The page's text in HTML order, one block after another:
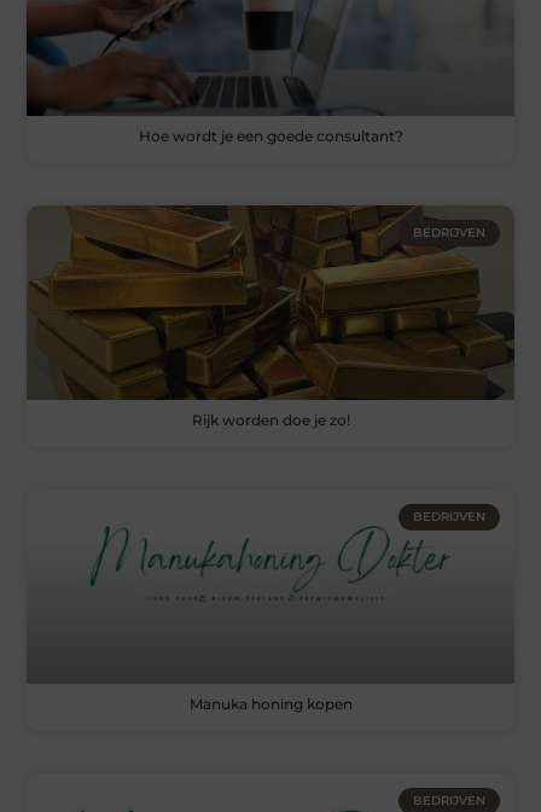
Hoe wordt je een goede consultant?
BEDRIJVEN
Rijk worden doe je zo!
BEDRIJVEN
Manuka honing kopen
BEDRIJVEN